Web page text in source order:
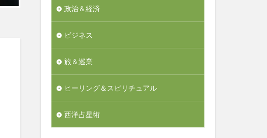
政治＆経済
ビジネス
旅＆巡業
ヒーリング＆スピリチュアル
西洋占星術